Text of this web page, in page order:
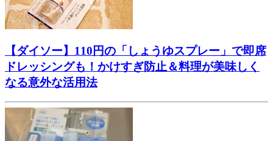
【ダイソー】110円の「しょうゆスプレー」で即席
ドレッシングも！かけすぎ防止＆料理が美味しく
なる意外な活用法